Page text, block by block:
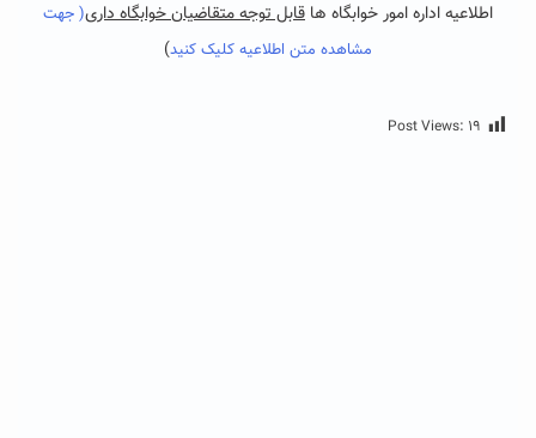
اطلاعیه اداره امور خوابگاه ها قابل توجه متقاضیان خوابگاه داری( جهت
مشاهده متن اطلاعیه کلیک کنید)
Post Views: ۱۹